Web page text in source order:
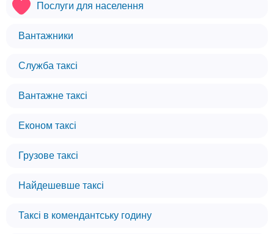
Послуги для населення
Вантажники
Служба таксі
Вантажне таксі
Економ таксі
Грузове таксі
Найдешевше таксі
Таксі в комендантську годину